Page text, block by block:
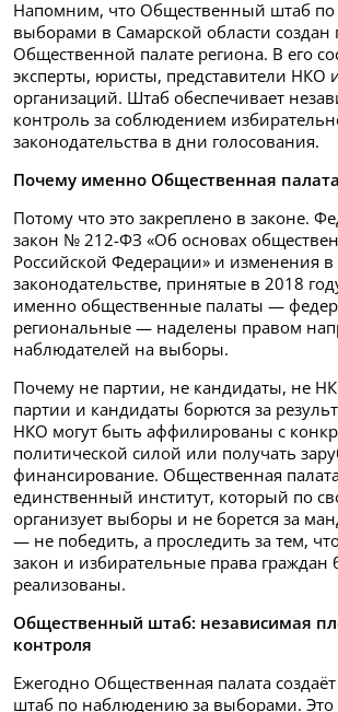
Напомним, что Общественный штаб
выборами в Самарской области создан
Общественной палате региона. В его
эксперты, юристы, представители НКО
организаций. Штаб обеспечивает
контроль за соблюдением
законодательства в дни голосования.
Почему именно Общественная
Потому что это закреплено в законе.
закон № 212-ФЗ «Об основах
Российской Федерации» и изменения
законодательстве, принятые в 2018
именно общественные палаты —
региональные — наделены правом
наблюдателей на выборы.
Почему не партии, не кандидаты, не
партии и кандидаты борются за
НКО могут быть аффилированы с
политической силой или получать
финансирование. Общественная
единственный институт, который по
организует выборы и не борется за
— не победить, а проследить за тем,
закон и избирательные права граждан
реализованы.
Общественный штаб: независимая
контроля
Ежегодно Общественная палата
штаб по наблюдению за выборами. Это